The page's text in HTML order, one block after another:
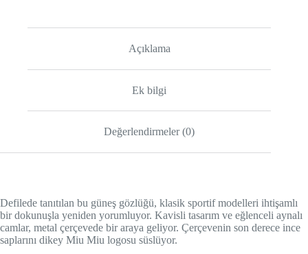
Açıklama
Ek bilgi
Değerlendirmeler (0)
Defilede tanıtılan bu güneş gözlüğü, klasik sportif modelleri ihtişamlı
bir dokunuşla yeniden yorumluyor. Kavisli tasarım ve eğlenceli aynalı
camlar, metal çerçevede bir araya geliyor. Çerçevenin son derece ince
saplarını dikey Miu Miu logosu süslüyor.